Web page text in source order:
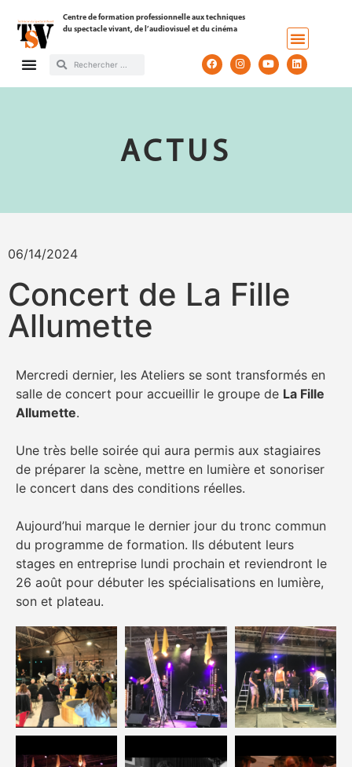
Centre de formation professionnelle aux techniques
du spectacle vivant, de l’audiovisuel et du cinéma
ACTUS
06/14/2024
Concert de La Fille
Allumette
Mercredi dernier, les Ateliers se sont transformés en
salle de concert pour accueillir le groupe de La Fille
Allumette.
Une très belle soirée qui aura permis aux stagiaires
de préparer la scène, mettre en lumière et sonoriser
le concert dans des conditions réelles.
Aujourd’hui marque le dernier jour du tronc commun
du programme de formation. Ils débutent leurs
stages en entreprise lundi prochain et reviendront le
26 août pour débuter les spécialisations en lumière,
son et plateau.